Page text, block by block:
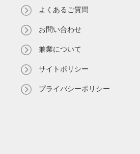
よくあるご質問
お問い合わせ
兼業について
サイトポリシー
プライバシーポリシー